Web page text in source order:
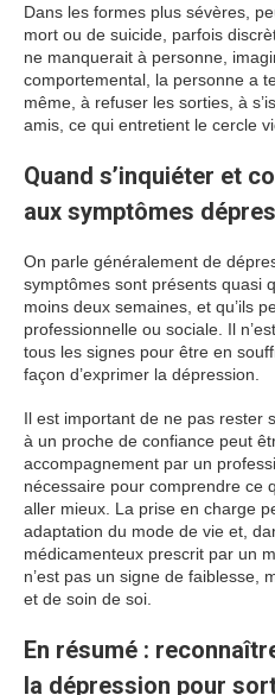
Dans les formes plus sévères,
mort ou de suicide, parfois
ne manquerait à personne,
comportemental, la personne a
même, à refuser les sorties, à
amis, ce qui entretient le cercle
Quand s’inquiéter et
aux symptômes
On parle généralement de
symptômes sont présents quasi
moins deux semaines, et qu’ils
professionnelle ou sociale. Il
tous les signes pour être en
façon d’exprimer la dépression.
Il est important de ne pas rester
à un proche de confiance peut
accompagnement par un
nécessaire pour comprendre ce
aller mieux. La prise en charge
adaptation du mode de vie et,
médicamenteux prescrit par un
n’est pas un signe de faiblesse,
et de soin de soi.
En résumé :
la dépression pour